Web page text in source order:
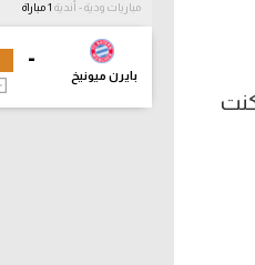
مباريات ودية - أندية
-
بايرن ميونيخ